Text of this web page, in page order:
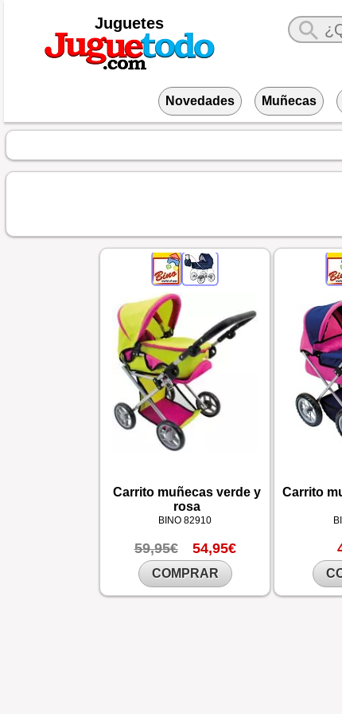
Juguetes
Novedades Muñecas
Carrito muñecas verde y
rosa
BINO82910
59,95€ 54,95€
COMPRAR
Carrito